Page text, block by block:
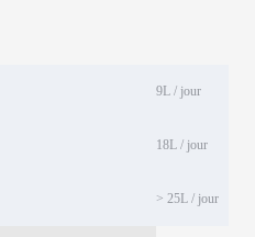
9L / jour
18L / jour
> 25L / jour